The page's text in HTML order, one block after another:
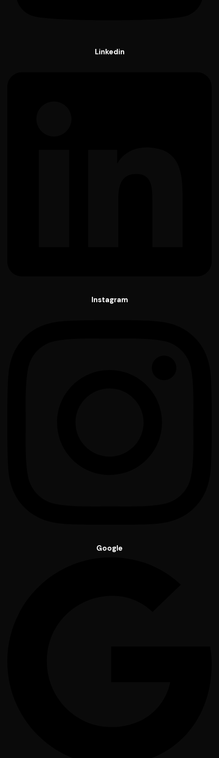
Linkedin
Instagram
Google